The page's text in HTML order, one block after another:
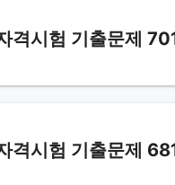
격시험 기출문제
격시험 기출문제